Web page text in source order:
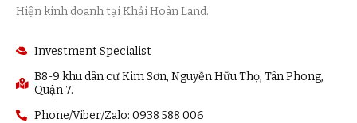
Hiện kinh doanh tại Khải Hoàn Land.
Investment Specialist
B8-9 khu dân cư Kim Sơn, Nguyễn Hữu Thọ, Tân Phong,
Quận 7.
Phone/Viber/Zalo: 0938 588 006